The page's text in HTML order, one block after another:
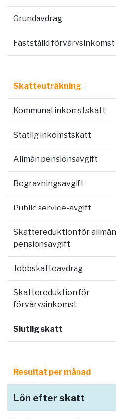
Grundavdrag
Fastställd förvärvsinkomst
Skatteuträkning
Kommunal inkomstskatt
Statlig inkomstskatt
Allmän pensionsavgift
Begravningsavgift
Public service-avgift
Skattereduktion för allmän
pensionsavgift
Jobbskatteavdrag
Skattereduktion för
förvärvsinkomst
Slutlig skatt
Resultat per månad
Lön efter skatt